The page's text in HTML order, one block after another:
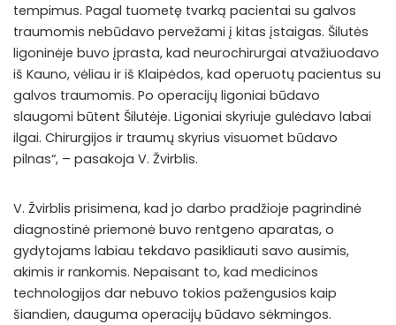
tempimus. Pagal tuometę tvarką pacientai su galvos
traumomis nebūdavo pervežami į kitas įstaigas. Šilutės
ligoninėje buvo įprasta, kad neurochirurgai atvažiuodavo
iš Kauno, vėliau ir iš Klaipėdos, kad operuotų pacientus su
galvos traumomis. Po operacijų ligoniai būdavo
slaugomi būtent Šilutėje. Ligoniai skyriuje gulėdavo labai
ilgai. Chirurgijos ir traumų skyrius visuomet būdavo
pilnas“, – pasakoja V. Žvirblis.
V. Žvirblis prisimena, kad jo darbo pradžioje pagrindinė
diagnostinė priemonė buvo rentgeno aparatas, o
gydytojams labiau tekdavo pasikliauti savo ausimis,
akimis ir rankomis. Nepaisant to, kad medicinos
technologijos dar nebuvo tokios pažengusios kaip
šiandien, dauguma operacijų būdavo sėkmingos.